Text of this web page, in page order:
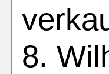
8.